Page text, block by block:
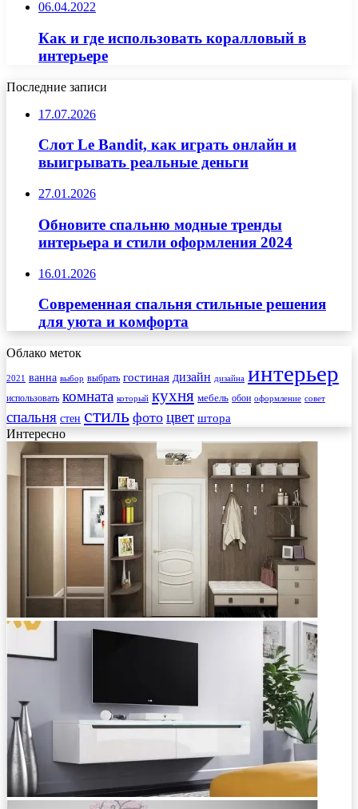
06.04.2022
Как и где использовать коралловый в
интерьере
Последние записи
17.07.2026
Слот Le Bandit, как играть онлайн и
выигрывать реальные деньги
27.01.2026
Обновите спальню модные тренды
интерьера и стили оформления 2024
16.01.2026
Современная спальня стильные решения
для уюта и комфорта
Облако меток
2021 ванна выбор выбрать гостиная дизайн дизайна интерьер
использовать комната который кухня мебель обои оформление совет
спальня стен стиль фото цвет штора
Интересно